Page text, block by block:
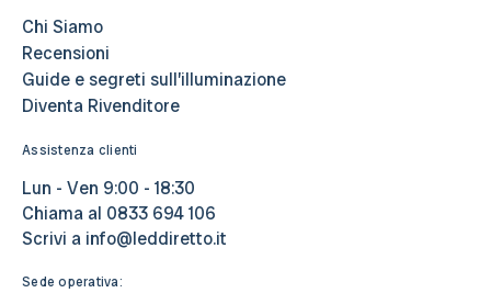
Chi Siamo
Recensioni
Guide e segreti sull’illuminazione
Diventa Rivenditore
Assistenza clienti
Lun - Ven 9:00 - 18:30
Chiama al 0833 694 106
Scrivi a info@leddiretto.it
Sede operativa: